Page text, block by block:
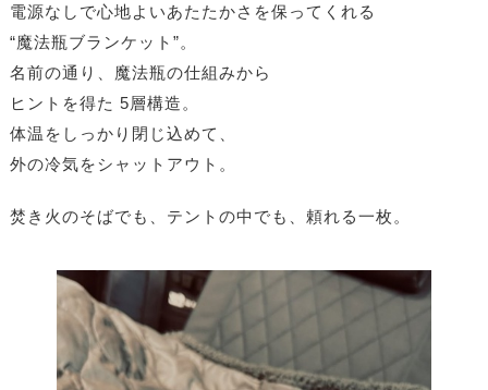
電源なしで心地よいあたたかさを保ってくれる
“魔法瓶ブランケット”。
名前の通り、魔法瓶の仕組みから
ヒントを得た 5層構造。
体温をしっかり閉じ込めて、
外の冷気をシャットアウト。
焚き火のそばでも、テントの中でも、頼れる一枚。